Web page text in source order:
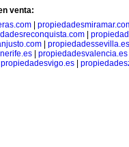
venta:
| propiedadessevilla.es
| propiedadesvalencia.es
propiedadesvigo.es|